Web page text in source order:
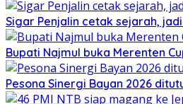
Sigar Penjalin cetak sejarah,
Bupati Najmul buka Merenten
Pesona Sinergi Bayan 2026